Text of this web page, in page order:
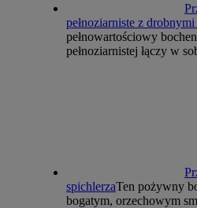
pełnoziarniste z
pełnowartościowy
pełnoziarnistej łączy w
spichlerzaTen pożywny
bogatym, orzechowym